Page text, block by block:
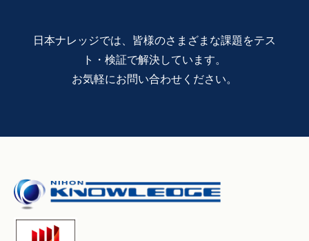
日本ナレッジでは、皆様のさまざまな課題をテス
ト・検証で解決しています。
お気軽にお問い合わせください。